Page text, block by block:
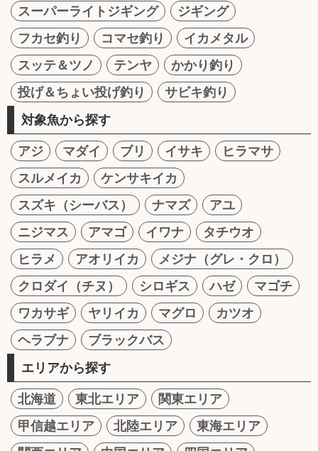
スーパーライトジギング
ジギング
フカセ釣り
コマセ釣り
イカメタル
スッテ＆ツノ
テンヤ
かかり釣り
投げ＆ちょい投げ釣り
サビキ釣り
対象魚から探す
アジ マダイ ブリ イサキ
ヒラマサ
スルメイカ
ケンサキイカ
スズキ（シーバス）
ナマズ
アユ
ニジマス
アマゴ イワナ
タチウオ
ヒラメ
アオリイカ
メジナ（グレ・クロ）
クロダイ（チヌ）
シロギス ハゼ
マゴチ
ワカサギ
ヤリイカ マグロ
カツオ
ヘラブナ
ブラックバス
エリアから探す
北海道 東北エリア
関東エリア
甲信越エリア
北陸エリア
東海エリア